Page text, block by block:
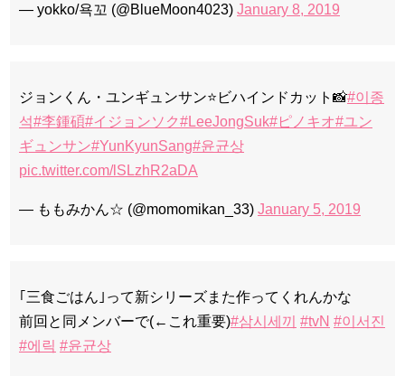
— yokko/욕꼬 (@BlueMoon4023) January 8, 2019
ジョンくん・ユンギュンサン⭐️ビハインドカット📸#이종
석#李鍾碩#イジョンソク#LeeJongSuk#ピノキオ#ユン
ギュンサン#YunKyunSang#윤균상
pic.twitter.com/lSLzhR2aDA
— ももみかん☆ (@momomikan_33) January 5, 2019
｢三食ごはん｣って新シリーズまた作ってくれんかな
前回と同メンバーで(←これ重要)#삼시세끼 #tvN #이서진
#에릭 #윤균상